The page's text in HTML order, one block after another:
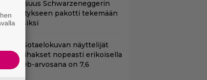
Schwarzeneggerin
pakotti tekemään
uusiksi
tv:ssä: Sotaelokuvan näyttelijät
lihakset nopeasti erikoisella
– IMDb-arvosana on 7,6